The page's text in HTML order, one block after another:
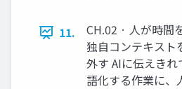
11.
CH.02 · 人が時間
独自コンテキスト
外す AIに伝えき
語化する作業に、